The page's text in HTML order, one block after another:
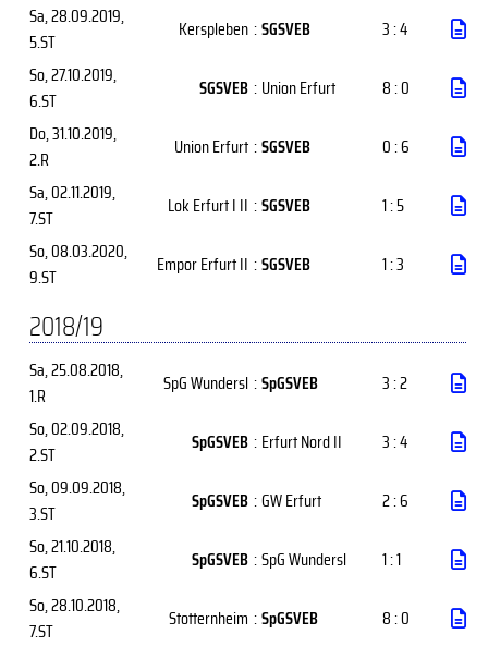
Sa, 28.09.2019,
5.ST
Kerspleben :SGSVEB
3 : 4
So, 27.10.2019,
6.ST
SGSVEB : Union Erfurt
8 : 0
Do, 31.10.2019,
2.R
Union Erfurt :SGSVEB
0 : 6
Sa, 02.11.2019,
7.ST
Lok Erfurt I II :SGSVEB
1 : 5
So, 08.03.2020,
9.ST
Empor Erfurt II :SGSVEB 1 : 3
2018/19
Sa, 25.08.2018,
1.R
SpG Wundersl :SpGSVEB
3 : 2
So, 02.09.2018,
2.ST
SpGSVEB : Erfurt Nord II
3 : 4
So, 09.09.2018,
3.ST
SpGSVEB :GW Erfurt
2 : 6
So, 21.10.2018,
6.ST
SpGSVEB :SpG Wundersl
1 : 1
So, 28.10.2018,
7.ST
Stotternheim :SpGSVEB
8 : 0